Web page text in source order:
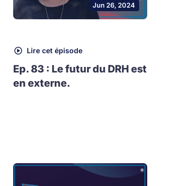
Jun 26, 2024
Lire cet épisode
Ep. 83 : Le futur du DRH est
en externe.